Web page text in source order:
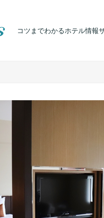
コツまでわかるホテル情報